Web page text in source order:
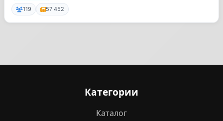
119 57 452
Категории
Каталог